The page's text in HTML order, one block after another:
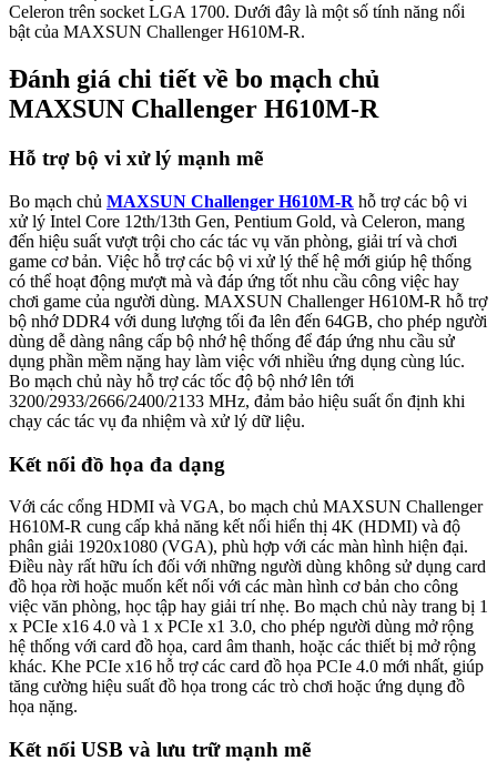
Celeron trên socket LGA 1700. Dưới đây là một số tính năng nổi
bật của MAXSUN Challenger H610M-R.
Đánh giá chi tiết về bo mạch chủ
MAXSUN Challenger H610M-R
Hỗ trợ bộ vi xử lý mạnh mẽ
Bo mạch chủ MAXSUN Challenger H610M-R hỗ trợ các bộ vi
xử lý Intel Core 12th/13th Gen, Pentium Gold, và Celeron, mang
đến hiệu suất vượt trội cho các tác vụ văn phòng, giải trí và chơi
game cơ bản. Việc hỗ trợ các bộ vi xử lý thế hệ mới giúp hệ thống
có thể hoạt động mượt mà và đáp ứng tốt nhu cầu công việc hay
chơi game của người dùng. MAXSUN Challenger H610M-R hỗ trợ
bộ nhớ DDR4 với dung lượng tối đa lên đến 64GB, cho phép người
dùng dễ dàng nâng cấp bộ nhớ hệ thống để đáp ứng nhu cầu sử
dụng phần mềm nặng hay làm việc với nhiều ứng dụng cùng lúc.
Bo mạch chủ này hỗ trợ các tốc độ bộ nhớ lên tới
3200/2933/2666/2400/2133 MHz, đảm bảo hiệu suất ổn định khi
chạy các tác vụ đa nhiệm và xử lý dữ liệu.
Kết nối đồ họa đa dạng
Với các cổng HDMI và VGA, bo mạch chủ MAXSUN Challenger
H610M-R cung cấp khả năng kết nối hiển thị 4K (HDMI) và độ
phân giải 1920x1080 (VGA), phù hợp với các màn hình hiện đại.
Điều này rất hữu ích đối với những người dùng không sử dụng card
đồ họa rời hoặc muốn kết nối với các màn hình cơ bản cho công
việc văn phòng, học tập hay giải trí nhẹ. Bo mạch chủ này trang bị 1
x PCIe x16 4.0 và 1 x PCIe x1 3.0, cho phép người dùng mở rộng
hệ thống với card đồ họa, card âm thanh, hoặc các thiết bị mở rộng
khác. Khe PCIe x16 hỗ trợ các card đồ họa PCIe 4.0 mới nhất, giúp
tăng cường hiệu suất đồ họa trong các trò chơi hoặc ứng dụng đồ
họa nặng.
Kết nối USB và lưu trữ mạnh mẽ